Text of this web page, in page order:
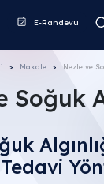
E-Randevu
Makale Nezle ve
Soğuk